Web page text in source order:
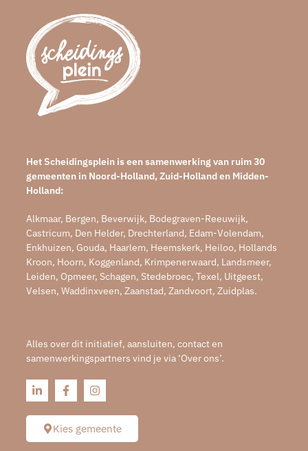
Het Scheidingsplein is een samenwerking van ruim 30
gemeenten in Noord-Holland, Zuid-Holland en Midden-
Holland:
Alkmaar, Bergen, Beverwijk, Bodegraven-Reeuwijk,
Castricum, Den Helder, Drechterland, Edam-Volendam,
Enkhuizen, Gouda, Haarlem, Heemskerk, Heiloo, Hollands
Kroon, Hoorn, Koggenland, Krimpenerwaard, Landsmeer,
Leiden, Opmeer, Schagen, Stedebroec, Texel, Uitgeest,
Velsen, Waddinxveen, Zaanstad, Zandvoort, Zuidplas.
Alles over dit initiatief, aansluiten, contact en
samenwerkingspartners vind je via ‘Over ons’.
Kies gemeente